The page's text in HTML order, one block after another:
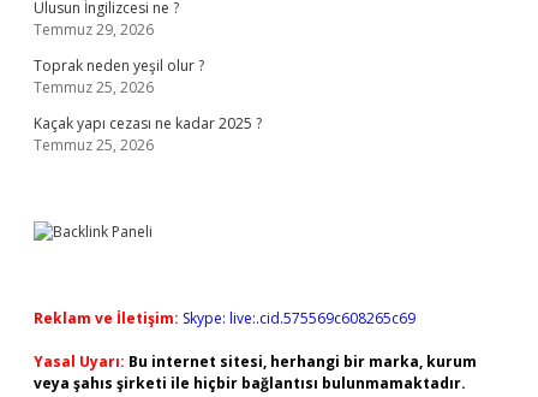
Ulusun İngilizcesi ne ?
Temmuz 29, 2026
Toprak neden yeşil olur ?
Temmuz 25, 2026
Kaçak yapı cezası ne kadar 2025 ?
Temmuz 25, 2026
Reklam ve İletişim: Skype: live:.cid.575569c608265c69
Yasal Uyarı: Bu internet sitesi, herhangi bir marka, kurum
veya şahıs şirketi ile hiçbir bağlantısı bulunmamaktadır.